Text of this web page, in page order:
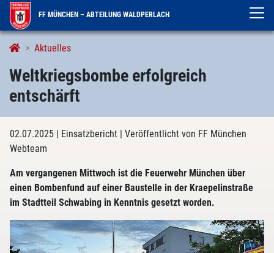
FF MÜNCHEN – ABTEILUNG WALDPERLACH
Aktuelles
Weltkriegsbombe erfolgreich
entschärft
02.07.2025 | Einsatzbericht | Veröffentlicht von FF München
Webteam
Am vergangenen Mittwoch ist die Feuerwehr München über
einen Bombenfund auf einer Baustelle in der Kraepelinstraße
im Stadtteil Schwabing in Kenntnis gesetzt worden.